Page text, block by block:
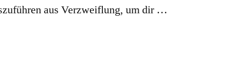
aus Verzweiflung, um dir …